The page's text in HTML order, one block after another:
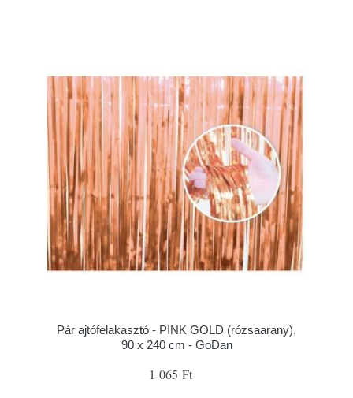
Pár ajtófelakasztó - PINK GOLD (rózsaarany),
90 x 240 cm - GoDan
1 065 Ft